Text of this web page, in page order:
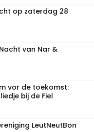
op zaterdag 28
van Nar &
vor de toekomst:
bij de Fiel
LeutNeutBon